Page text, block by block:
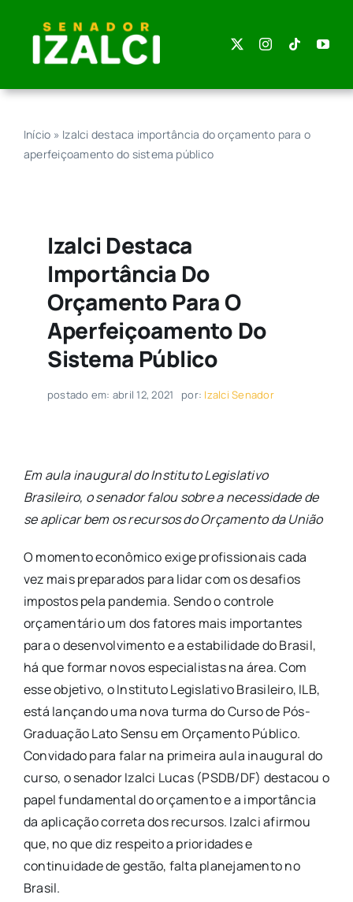
content
Início » Izalci destaca importância do orçamento para o
aperfeiçoamento do sistema público
Izalci Destaca
Importância Do
Orçamento Para O
Aperfeiçoamento Do
Sistema Público
postado em: abril 12, 2021 por: Izalci Senador
Em aula inaugural do Instituto Legislativo
Brasileiro, o senador falou sobre a necessidade de
se aplicar bem os recursos do Orçamento da União
O momento econômico exige profissionais cada
vez mais preparados para lidar com os desafios
impostos pela pandemia. Sendo o controle
orçamentário um dos fatores mais importantes
para o desenvolvimento e a estabilidade do Brasil,
há que formar novos especialistas na área. Com
esse objetivo, o Instituto Legislativo Brasileiro, ILB,
está lançando uma nova turma do Curso de Pós-
Graduação Lato Sensu em Orçamento Público.
Convidado para falar na primeira aula inaugural do
curso, o senador Izalci Lucas (PSDB/DF) destacou o
papel fundamental do orçamento e a importância
da aplicação correta dos recursos. Izalci afirmou
que, no que diz respeito a prioridades e
continuidade de gestão, falta planejamento no
Brasil.